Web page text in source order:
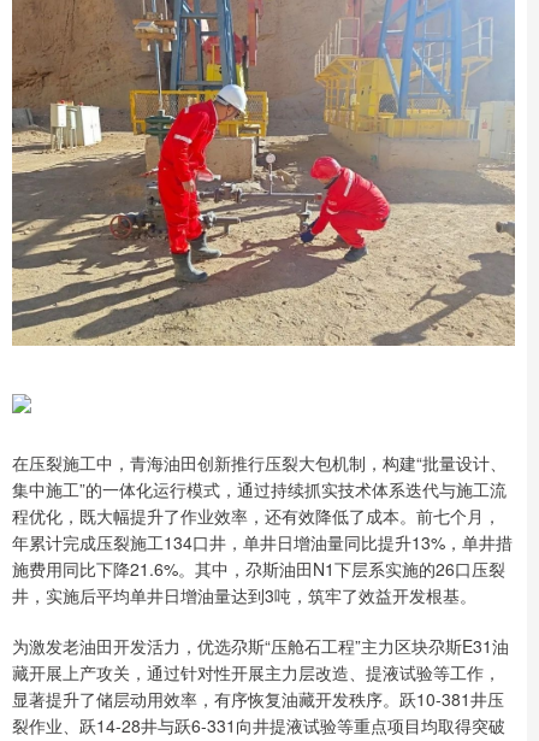
在压裂施工中，青海油田创新推行压裂大包机制，构建“批量设计、
集中施工”的一体化运行模式，通过持续抓实技术体系迭代与施工流
程优化，既大幅提升了作业效率，还有效降低了成本。前七个月，
年累计完成压裂施工134口井，单井日增油量同比提升13%，单井措
施费用同比下降21.6%。其中，尕斯油田N1下层系实施的26口压裂
井，实施后平均单井日增油量达到3吨，筑牢了效益开发根基。
为激发老油田开发活力，优选尕斯“压舱石工程”主力区块尕斯E31油
藏开展上产攻关，通过针对性开展主力层改造、提液试验等工作，
显著提升了储层动用效率，有序恢复油藏开发秩序。跃10-381井压
裂作业、跃14-28井与跃6-331向井提液试验等重点项目均取得突破